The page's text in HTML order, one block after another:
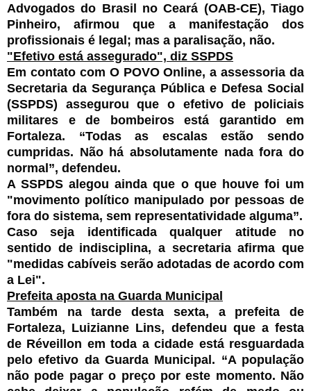
Advogados do Brasil no Ceará (OAB-CE), Tiago
Pinheiro, afirmou que a manifestação dos
profissionais é legal; mas a paralisação, não.
"Efetivo está assegurado", diz SSPDS
Em contato com O POVO Online, a assessoria da
Secretaria da Segurança Pública e Defesa Social
(SSPDS) assegurou que o efetivo de policiais
militares e de bombeiros está garantido em
Fortaleza. “Todas as escalas estão sendo
cumpridas. Não há absolutamente nada fora do
normal”, defendeu.
A SSPDS alegou ainda que o que houve foi um
"movimento político manipulado por pessoas de
fora do sistema, sem representatividade alguma”.
Caso seja identificada qualquer atitude no
sentido de indisciplina, a secretaria afirma que
"medidas cabíveis serão adotadas de acordo com
a Lei".
Prefeita aposta na Guarda Municipal
Também na tarde desta sexta, a prefeita de
Fortaleza, Luizianne Lins, defendeu que a festa
de Réveillon em toda a cidade está resguardada
pelo efetivo da Guarda Municipal. “A população
não pode pagar o preço por este momento. Não